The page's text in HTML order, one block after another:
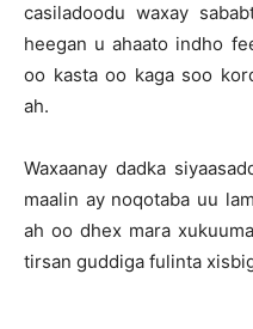
casiladoodu waxay
heegan u ahaato indho
oo kasta oo kaga soo
ah.
Waxaanay dadka
maalin ay noqotaba uu
ah oo dhex mara
tirsan guddiga fulinta